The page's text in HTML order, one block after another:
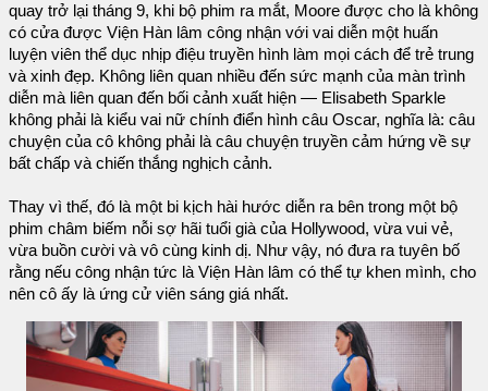
quay trở lại tháng 9, khi bộ phim ra mắt, Moore được cho là không
có cửa được Viện Hàn lâm công nhận với vai diễn một huấn
luyện viên thể dục nhịp điệu truyền hình làm mọi cách để trẻ trung
và xinh đẹp. Không liên quan nhiều đến sức mạnh của màn trình
diễn mà liên quan đến bối cảnh xuất hiện — Elisabeth Sparkle
không phải là kiểu vai nữ chính điển hình câu Oscar, nghĩa là: câu
chuyện của cô không phải là câu chuyện truyền cảm hứng về sự
bất chấp và chiến thắng nghịch cảnh.
Thay vì thế, đó là một bi kịch hài hước diễn ra bên trong một bộ
phim châm biếm nỗi sợ hãi tuổi già của Hollywood, vừa vui vẻ,
vừa buồn cười và vô cùng kinh dị. Như vậy, nó đưa ra tuyên bố
rằng nếu công nhận tức là Viện Hàn lâm có thể tự khen mình, cho
nên cô ấy là ứng cử viên sáng giá nhất.